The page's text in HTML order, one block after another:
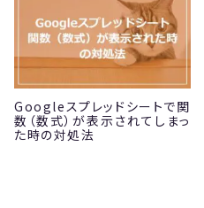
Googleスプレッドシートで関
数（数式）が表示されてしまっ
た時の対処法